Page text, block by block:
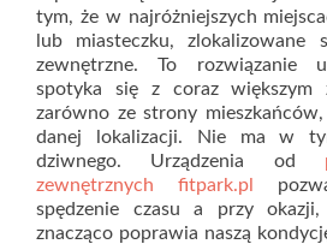
tym, że w najróżniejszych
lub miasteczku, zlokalizowane
zewnętrzne. To rozwiązanie
spotyka się z coraz większym
zarówno ze strony
danej lokalizacji. Nie ma w
dziwnego. Urządzenia od
zewnętrznych fitpark.pl
spędzenie czasu a przy
znacząco poprawia naszą